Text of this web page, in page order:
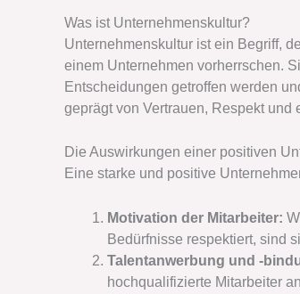
Was ist Unternehmenskultur?
Unternehmenskultur ist ein Begriff,
einem Unternehmen vorherrschen.
Entscheidungen getroffen werden
geprägt von Vertrauen, Respekt
Die Auswirkungen einer positiven
Eine starke und positive
Motivation der Mitarbeiter:
Bedürfnisse respektiert, sind
Talentanwerbung und -
hochqualifizierte Mitarbeiter